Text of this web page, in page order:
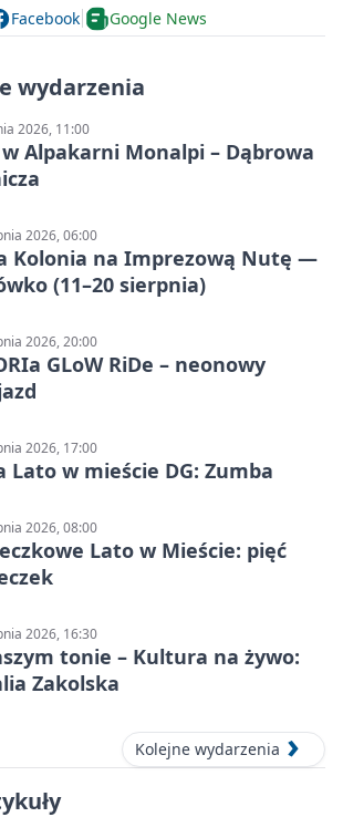
Facebook Google News
wydarzenia
2026, 11:00
w Alpakarni Monalpi – Dąbrowa
2026, 06:00
Kolonia na Imprezową Nutę —
(11–20 sierpnia)
2026, 20:00
GLoW RiDe – neonowy
2026, 17:00
Lato w mieście DG: Zumba
2026, 08:00
Lato w Mieście: pięć
2026, 16:30
tonie – Kultura na żywo:
Zakolska
Kolejne wydarzenia